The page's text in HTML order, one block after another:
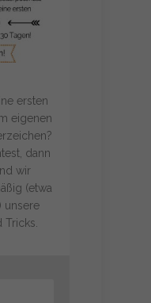
ersten
eigenen
dann
wir
(etwa
unsere